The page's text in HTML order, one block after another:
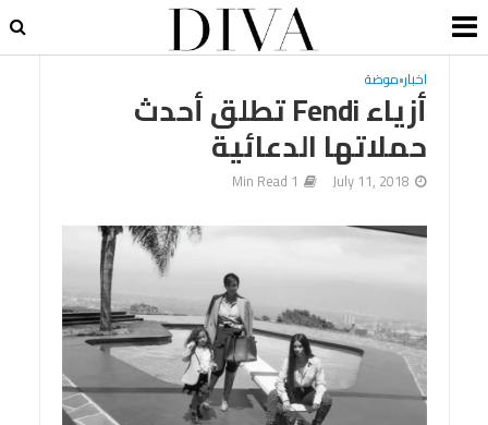
اخبار•موضة
أزياء Fendi تطلق أحدث
حملاتها الدعائية
July 11, 2018
1 Min Read